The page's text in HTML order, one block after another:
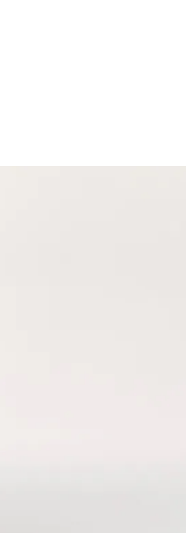
týkajúcim sa využívania